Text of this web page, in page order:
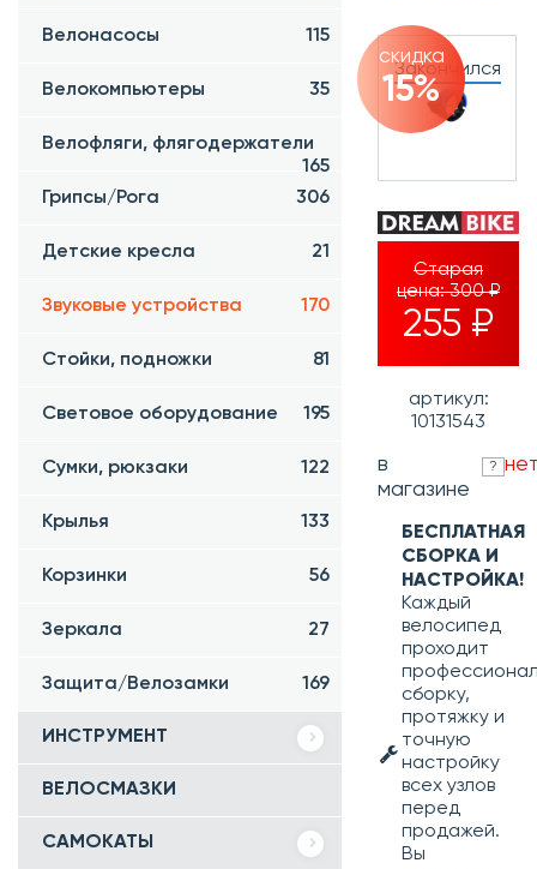
Велонасосы 115
Велокомпьютеры 35
Велофляги, флягодержатели
165
Грипсы/Рога
306
Детские кресла 21
Звуковые устройства 170
Стойки, подножки 81
Световое оборудование 195
Сумки, рюкзаки 122
Крылья 133
Корзинки 56
Зеркала 27
Защита/Велозамки 169
ИНСТРУМЕНТ
ВЕЛОСМАЗКИ
САМОКАТЫ
Закончился
скидка
15%
Старая
цена:300 ₽
255 ₽
артикул:
10131543
в
магазине
?
БЕСПЛАТНАЯ
СБОРКА И
НАСТРОЙКА!
Каждый
велосипед
проходит
сборку,
протяжку и
точную
настройку
всех узлов
перед
продажей.
Вы